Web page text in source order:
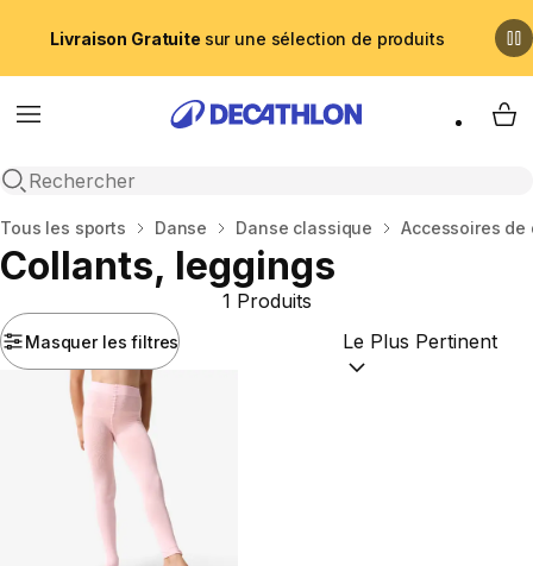
Livraison Gratuite sur une sélection de produits
Menu
Recherche ouverte
My
Accueil
Tous les sports Danse Danse classique Accessoires de
Collants, leggings
Masquer les filtres
1 Produits
Trier par :(optional)